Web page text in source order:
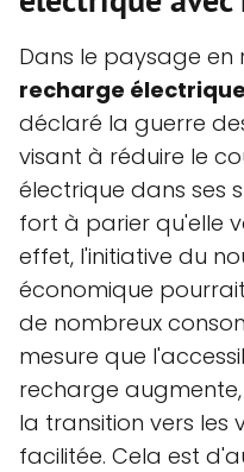
Dans le paysage
recharge électrique
déclaré la guerre
visant à réduire le
électrique dans ses
fort à parier qu'elle
effet, l'initiative du
économique
de nombreux
mesure que
recharge
la transition vers les
facilitée. Cela est